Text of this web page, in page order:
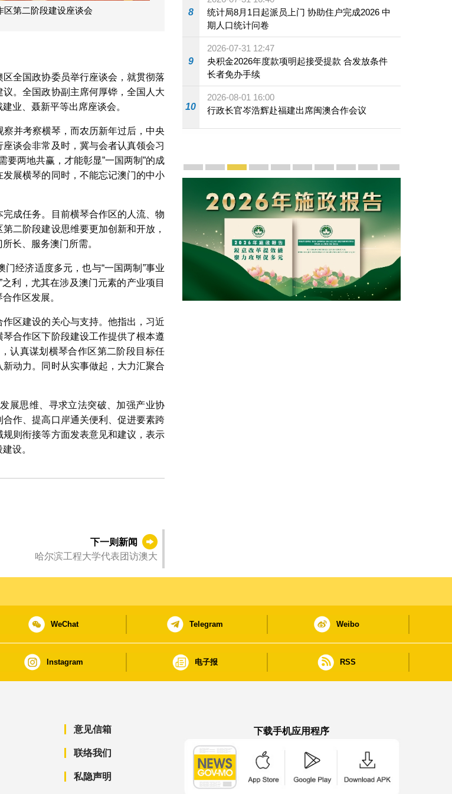
区第二阶段建设座谈会
全国政协委员举行座谈会，就贯彻落
。全国政协副主席何厚铧，全国人大
业、聂新平等出席座谈会。
并考察横琴，而农历新年过后，中央
谈会非常及时，冀与会者认真领会习
要两地共赢，才能彰显”一国两制”的成
展横琴的同时，不能忘记澳门的中小
成任务。目前横琴合作区的人流、物
二阶段建设思维要更加创新和开放，
长、服务澳门所需。
经济适度多元，也与“一国两制”事业
利，尤其在涉及澳门元素的产业项目
作区发展。
区建设的关心与支持。他指出，习近
合作区下阶段建设工作提供了根本遵
认真谋划横琴合作区第二阶段目标任
动力。同时从实事做起，大力汇聚合
展思维、寻求立法突破、加强产业协
作、提高口岸通关便利、促进要素跨
则衔接等方面发表意见和建议，表示
设。
下一则新闻
哈尔滨工程大学代表团访澳大
8
统计局8月1日起派员上门 协助住户完成2026 中
期人口统计问卷
9
2026-07-31 12:47
央积金2026年度款项明起接受提款 合发放条件
长者免办手续
10
2026-08-01 16:00
行政长官岑浩辉赴福建出席闽澳合作会议
宣传及推广
赓续中葡传统友谊 续写“一国两制”新篇章 — 澳门“一国
澳门名片集
行政长官岑浩辉11月18日发表2026年施政报
施政特写澳门特别行政区经济和社会发展第
横琴粤澳深度合作区专题网站
施政小讲堂
走进澳门澳门相簿2020
《澳门微视
WeChat Telegram Weibo
Instagram 电子报 RSS
意见信箱
联络我们
私隐声明
下载手机应用程序